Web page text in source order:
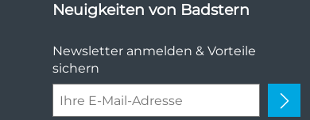
Neuigkeiten von Badstern
Newsletter anmelden & Vorteile
sichern